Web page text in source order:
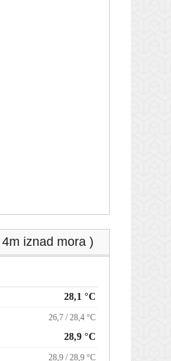
iznad mora )
28,1 °C
26,7 / 28,4 °C
28,9 °C
28,9 / 28,9 °C